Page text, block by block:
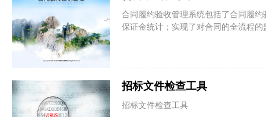
合同履约验收管理系统包括了合同履
保证金统计；实现了对合同的全流程
招标文件检查工具
招标文件检查工具